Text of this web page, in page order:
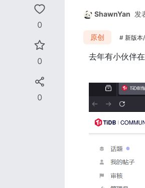
0
0
0
ShawnYan 发
原创 新版本
去年有小伙伴